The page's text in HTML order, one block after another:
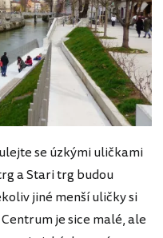
se úzkými uličkami
a Stari trg budou
jiné menší uličky si
je sice malé, ale